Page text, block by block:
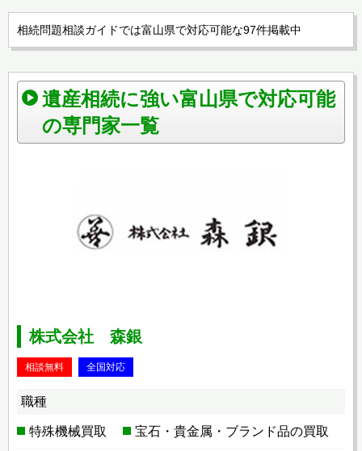
相続問題相談ガイドでは富山県で対応可能な97件掲載中
遺産相続に強い富山県で対応可能
の専門家一覧
株式会社 森銀
相談無料 全国対応
職種
特殊機械買取 宝石・貴金属・ブランド品の買取